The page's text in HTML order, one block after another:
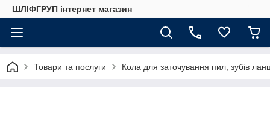
ШЛІФГРУП інтернет магазин
Товари та послуги Кола для заточування пил, зубів